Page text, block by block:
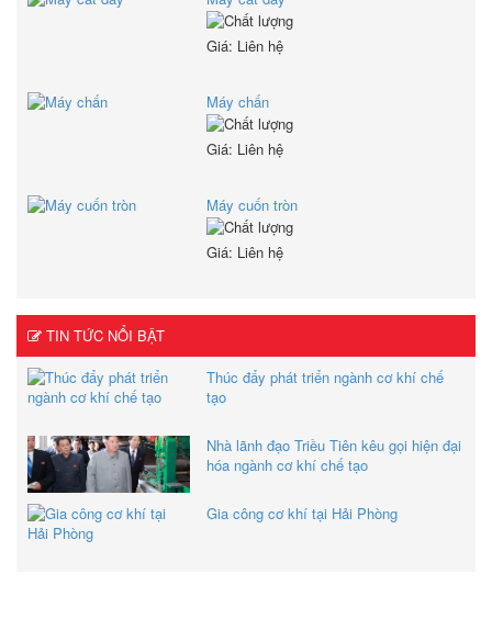
Giá: Liên hệ
Máy chấn
Giá: Liên hệ
Máy cuốn tròn
Giá: Liên hệ
TIN TỨC NỔI BẬT
Thúc đẩy phát triển ngành cơ khí chế
tạo
Nhà lãnh đạo Triều Tiên kêu gọi hiện đại
hóa ngành cơ khí chế tạo
Gia công cơ khí tại Hải Phòng